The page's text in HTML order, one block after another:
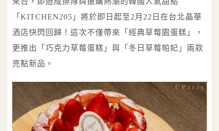
「KITCHEN205」將於即日起至2月22日在台北晶華
酒店快閃回歸！這次不僅帶來「經典草莓園蛋糕」，
更推出「巧克力草莓蛋糕」與「冬日草莓帕妃」兩款
亮點新品。